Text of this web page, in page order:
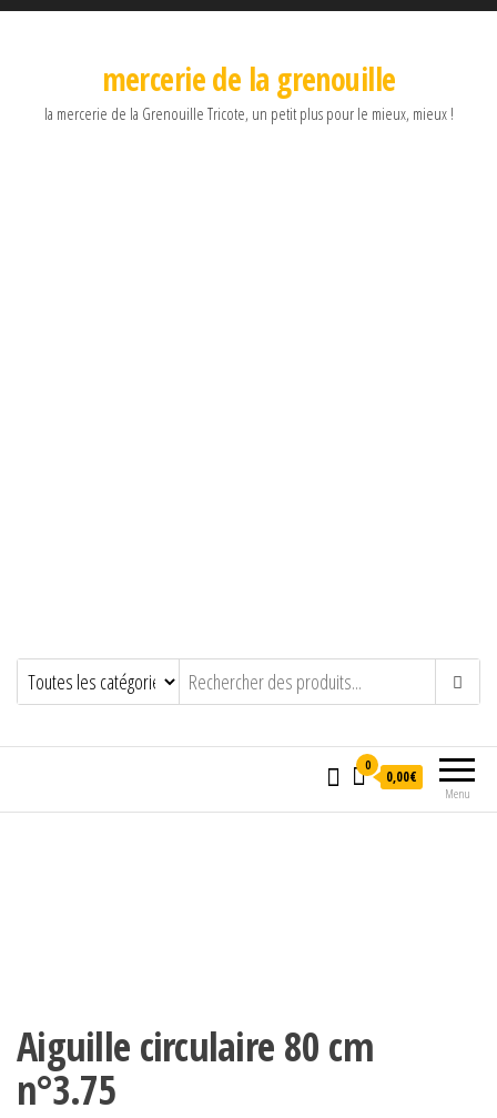
mercerie de la grenouille
la mercerie de la Grenouille Tricote, un petit plus pour le mieux, mieux !
Menu
0
0,00€
Aiguille circulaire 80 cm
n°3.75